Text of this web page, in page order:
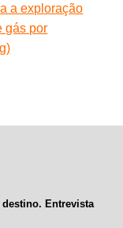
a exploração
gás por
Entrevista